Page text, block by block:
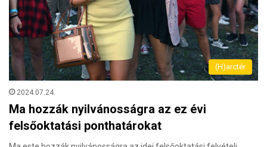
(H)arctér
2024.07.24.
Ma hozzák nyilvánosságra az ez évi
felsőoktatási ponthatárokat